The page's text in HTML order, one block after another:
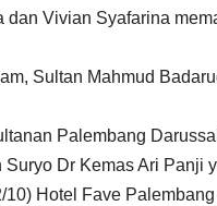
Vivian Syafarina
Sultan Mahmud
Palembang
Suryo Dr Kemas Ari Panji
Hotel Fave